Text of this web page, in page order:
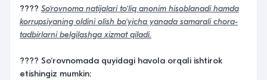
???? So‘rovnoma natijalari to‘liq anonim hisoblanadi hamda
korrupsiyaning oldini olish bo‘yicha yanada samarali chora-
tadbirlarni belgilashga xizmat qiladi.
???? So‘rovnomada quyidagi havola orqali ishtirok
etishingiz mumkin: